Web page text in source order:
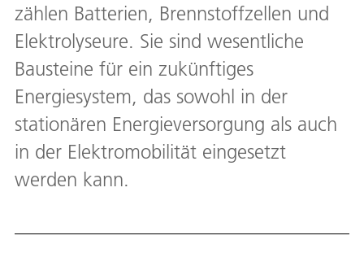
zählen Batterien, Brennstoffzellen und
Elektrolyseure. Sie sind wesentliche
Bausteine für ein zukünftiges
Energiesystem, das sowohl in der
stationären Energieversorgung als auch
in der Elektromobilität eingesetzt
werden kann.